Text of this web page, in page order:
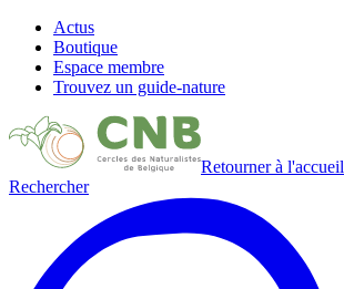
Actus
Boutique
Espace membre
Trouvez un guide-nature
Retourner à l'accueil
Rechercher